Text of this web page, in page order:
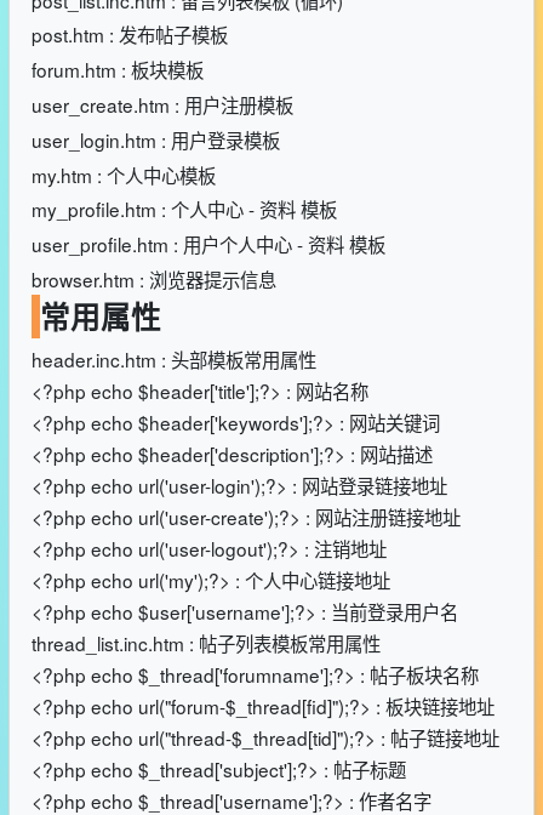
post.htm : 发布帖子模板
forum.htm : 板块模板
user_create.htm : 用户注册模板
user_login.htm : 用户登录模板
my.htm : 个人中心模板
my_profile.htm : 个人中心 - 资料 模板
user_profile.htm : 用户个人中心 - 资料 模板
browser.htm : 浏览器提示信息
常用属性
header.inc.htm : 头部模板常用属性
<?php echo $header['title'];?> : 网站名称
<?php echo $header['keywords'];?> : 网站关键词
<?php echo $header['description'];?> : 网站描述
<?php echo url('user-login');?> : 网站登录链接地址
<?php echo url('user-create');?> : 网站注册链接地址
<?php echo url('user-logout');?> : 注销地址
<?php echo url('my');?> : 个人中心链接地址
<?php echo $user['username'];?> : 当前登录用户名
thread_list.inc.htm : 帖子列表模板常用属性
<?php echo $_thread['forumname'];?> : 帖子板块名称
<?php echo url("forum-$_thread[fid]");?> : 板块链接地址
<?php echo url("thread-$_thread[tid]");?> : 帖子链接地址
<?php echo $_thread['subject'];?> : 帖子标题
<?php echo $_thread['username'];?> : 作者名字